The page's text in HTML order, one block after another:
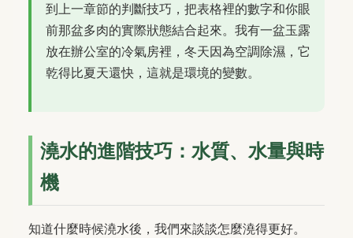
到上一章節的判斷技巧，把表格裡的數字和你眼
前那盆多肉的實際狀態結合起來。我有一盆玉露
放在辦公室的冷氣房裡，冬天因為空調除濕，它
乾得比夏天還快，這就是環境的變數。
澆水的進階技巧：水質、水量與時
機
知道什麼時候澆水後，我們來談談怎麼澆得更好。